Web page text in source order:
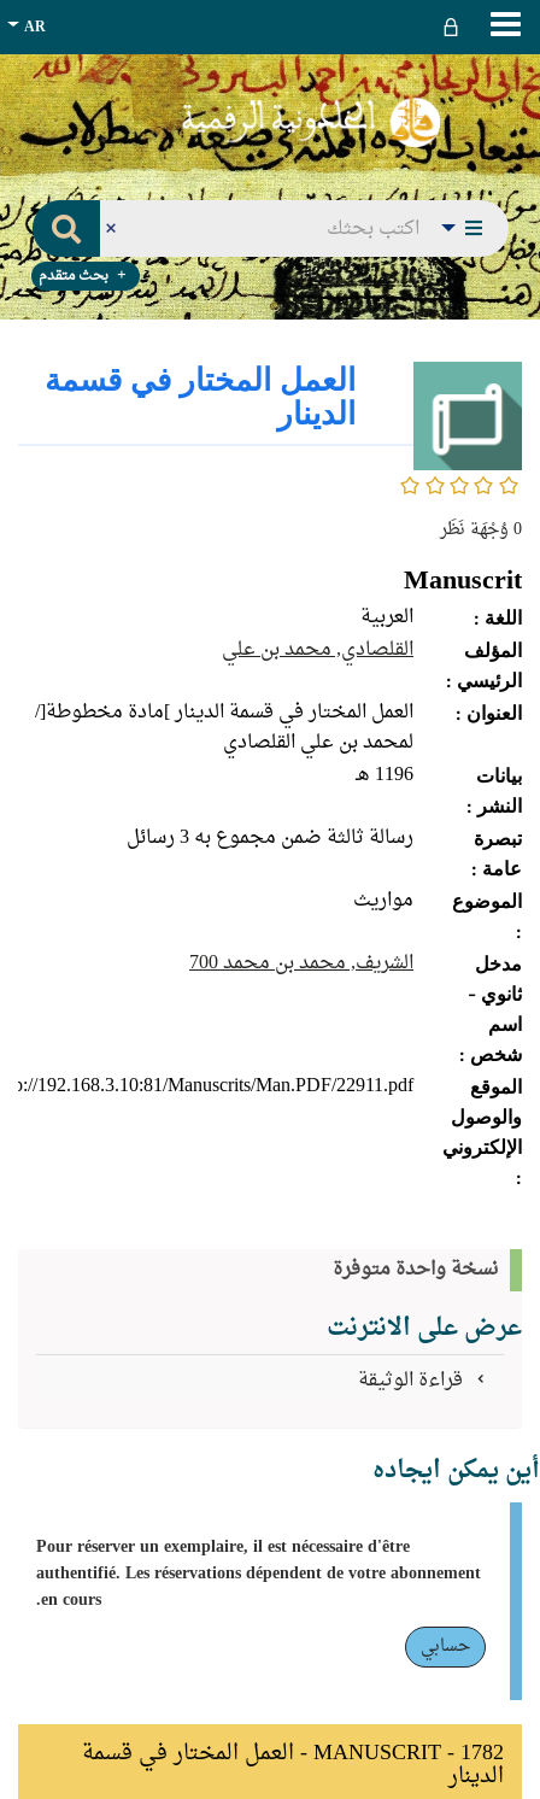
بحث متقدم
0/5
0وُجْهَة نَظَر
العمل المختار في قسمة
الدينار
Manuscrit
اللغة : العربية
المؤلف
الرئيسي :
القلصادي, محمد بن علي
العنوان :
العمل المختار في قسمة الدينار ]مادة مخطوطة[/
لمحمد بن علي القلصادي
بيانات
النشر :
1196 هـ
تبصرة
عامة :
رسالة ثالثة ضمن مجموع به 3 رسائل
الموضوع
:
مواريث
مدخل
ثانوي -
اسم
شخص :
الشريف, محمد بن محمد 700
الموقع
والوصول
الإلكتروني
:
192.168.3.10:81/Manuscrits/Man.PDF/22911.pdf
نسخة واحدة متوفرة
عرض على الانترنت
قراءة الوثيقة
أين يمكن ايجاده
Pour réserver un exemplaire, il est nécessaire d'être
authentifié. Les réservations dépendent de votre abonnement
en cours.
حسابي
MANUSCRIT - 1782 - العمل المختار في قسمة
الدينار